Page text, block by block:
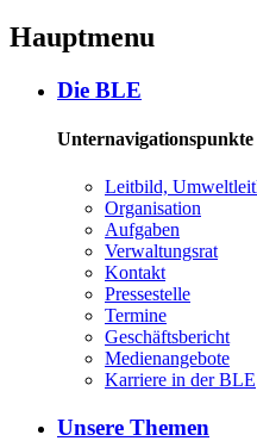
Hauptmenu
Die BLE
Unternavigationspunkte
Leit­bild,
Or­ga­ni­sa­ti­on
Auf­ga­ben
Ver­wal­tungs­rat
Kon­takt
Pres­se­stel­le
Ter­mi­ne
Ge­schäfts­be­richt
Me­di­en­an­ge­bo­te
Kar­rie­re in der BLE
Un­se­re The­men